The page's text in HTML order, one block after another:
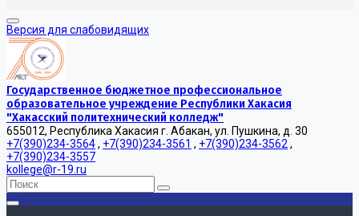
Версия для слабовидящих
Государственное бюджетное профессиональное
образовательное учреждение Республики Хакасия
"Хакасский политехнический колледж"
655012, Республика Хакасия г. Абакан, ул. Пушкина, д. 30
+7(390)234-3564, +7(390)234-3561 , +7(390)234-3562 ,
+7(390)234-3557
kollege@r-19.ru